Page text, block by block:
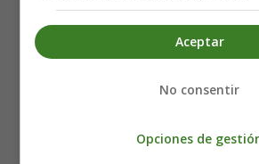
02 Instrumentos
Wordcards Musical
Aceptar
No consentir
Opciones de